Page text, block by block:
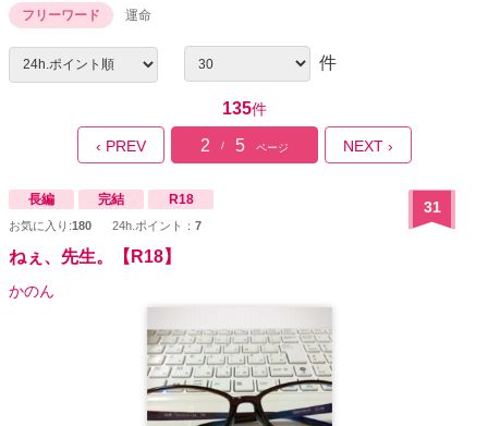
フリーワード 運命
件
135件
‹ PREV 2 / 5 ページ NEXT ›
長編 完結 R18
お気に入り:180 24h.ポイント： 7
31
ねぇ、先生。【R18】
かのん